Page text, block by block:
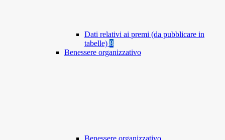
Dati relativi ai premi (da pubblicare in
tabelle) 8
Benessere organizzativo